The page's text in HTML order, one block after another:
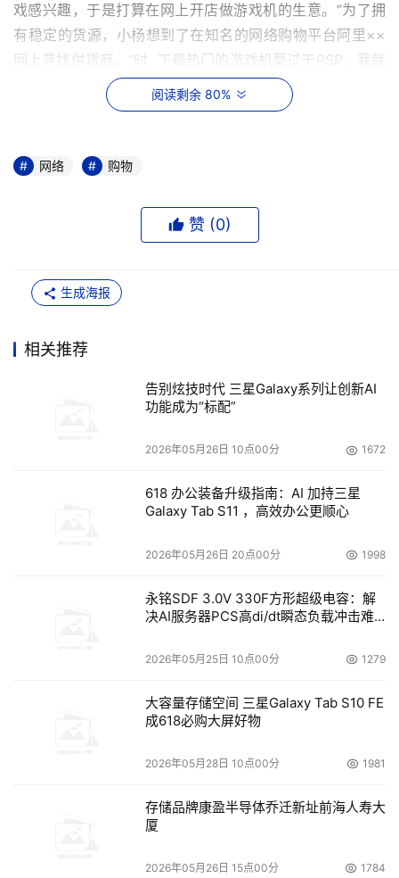
戏感兴趣，于是打算在网上开店做游戏机的生意。”为了拥
有稳定的货源，小杨想到了在知名的网络购物平台阿里××
网上寻找供货商。“时  下最热门的游戏机莫过于PSP，我就
搜索PSP供应商。经过搜索，我意外地发现市价1500元左
右的PSP2000机型，在阿里××的报价大多在600到  800元
这一“惊人发现”让小杨欣喜不已，但又将信将疑，因为
这一报价实在太便宜了，稍懂一  点电子游戏机行情的人都
会感觉诧异。“在询问了多个供应商之后，得到回答大多数
货商大多来自深  圳。”小杨告诉记者，“在网络聊天中，他
们有的表示可以去他们所在的城市当面交易，有的只能先付
为：既然他们表示可以当面交易，估计货应该是没有问题
码”的“网店”看到其以非常便宜  的价格在网上叫卖“水货”手
价仅千元出头，远低于市场价。受不住低价诱惑，并出于对
深圳企业诚信  度的信赖，小张毫不犹豫地汇款1200元到这
家企业代表的个人账户上。结果可想而知，小张至今未能得
第2步：巧设套 “专业”说辞巧骗货款
网店骗子绝非乌合之众，他们是非常“专业”而且深谙消
小杨是大学在校生，虽然社会经验缺乏，但他对游戏机
市场行情非常熟悉。为了保证自己  的权益，他甚至保留了
每一次与“网店”代表的网络通话记录。“那家公司叫"深圳市
藤达电子有限公司"，和我联系的销售员自称"张丽丽"。”从3
月18日开  始，小杨与这位“张女士”进行了一系列洽谈。
“最初就是问问有什么机型、版本，采用什么交易方式
阅读剩余 80%
网络 购物
赞 (0)
生成海报
相关推荐
告别炫技时代 三星Galaxy系列让创新AI
功能成为“标配”
2026年05月26日 10点00分 1672
618 办公装备升级指南：AI 加持三星
Galaxy Tab S11 ，高效办公更顺心
2026年05月26日 20点00分 1998
永铭SDF 3.0V 330F方形超级电容：解
决AI服务器PCS高di/dt瞬态负载冲击难
2026年05月25日 10点00分 1279
大容量存储空间 三星Galaxy Tab S10 FE
成618必购大屏好物
2026年05月28日 10点00分 1981
存储品牌康盈半导体乔迁新址前海人寿大
厦
2026年05月26日 15点00分 1784